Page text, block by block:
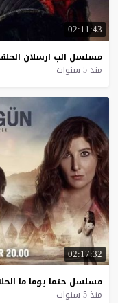
02:11:43
مسلسل الب ارسلان
منذ 5 سنوات
02:17:32
مسلسل حتما يوما ما
منذ 5 سنوات